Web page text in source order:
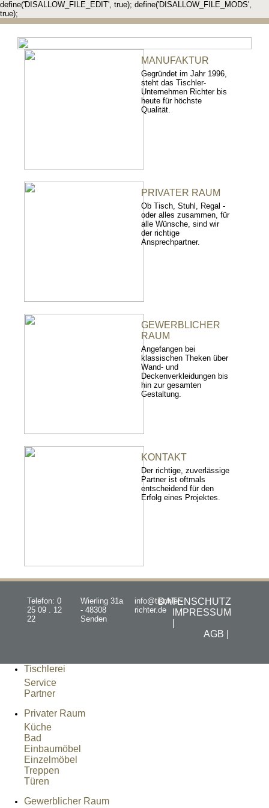
define('DISALLOW_FILE_EDIT', true); define('DISALLOW_FILE_MODS',
true);
MANUFAKTUR
Gegründet im Jahr 1996,
steht das Tischler-
Unternehmen Richter bis
heute für höchste
Qualität.
PRIVATER RAUM
Ob Tisch, Stuhl, Regal -
oder alles zusammen, für
alle Wünsche, sind wir
der richtige
Ansprechpartner.
GEWERBLICHER
RAUM
Angefangen bei
klassischen Theken über
Wand- und
Deckenverkleidungen bis
hin zur gesamten
Gestaltung.
KONTAKT
Der richtige, zuverlässige
Partner ist oftmals
entscheidend für den
Erfolg eines Projektes.
Telefon: 0
25 09 . 12
22
Wierling 31a
- 48308
Senden
info@tischler-
richter.de
DATENSCHUTZ
IMPRESSUM
AGB |
Tischlerei
Service
Partner
Privater Raum
Küche
Bad
Einbaumöbel
Einzelmöbel
Treppen
Türen
Gewerblicher Raum